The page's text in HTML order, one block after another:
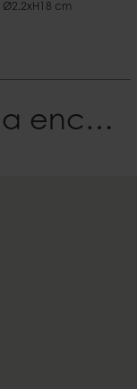
Ø2,2xH18 cm
Déjanos ayudarte a encontrar tu Estilo